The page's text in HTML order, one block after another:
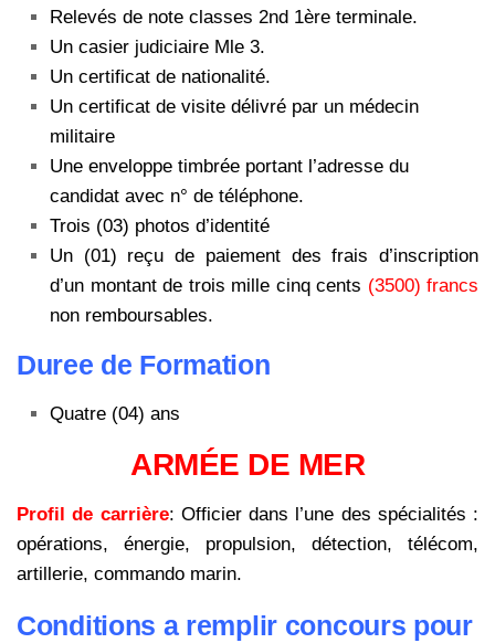
Relevés de note classes 2nd 1ère terminale.
Un casier judiciaire Mle 3.
Un certificat de nationalité.
Un certificat de visite délivré par un médecin
militaire
Une enveloppe timbrée portant l’adresse du
candidat avec n° de téléphone.
Trois (03) photos d’identité
Un (01) reçu de paiement des frais d’inscription
d’un montant de trois mille cinq cents (3500) francs
non remboursables.
Duree de Formation
Quatre (04) ans
ARMÉE DE MER
Profil de carrière: Officier dans l’une des spécialités :
opérations, énergie, propulsion, détection, télécom,
artillerie, commando marin.
Conditions a remplir concours pour